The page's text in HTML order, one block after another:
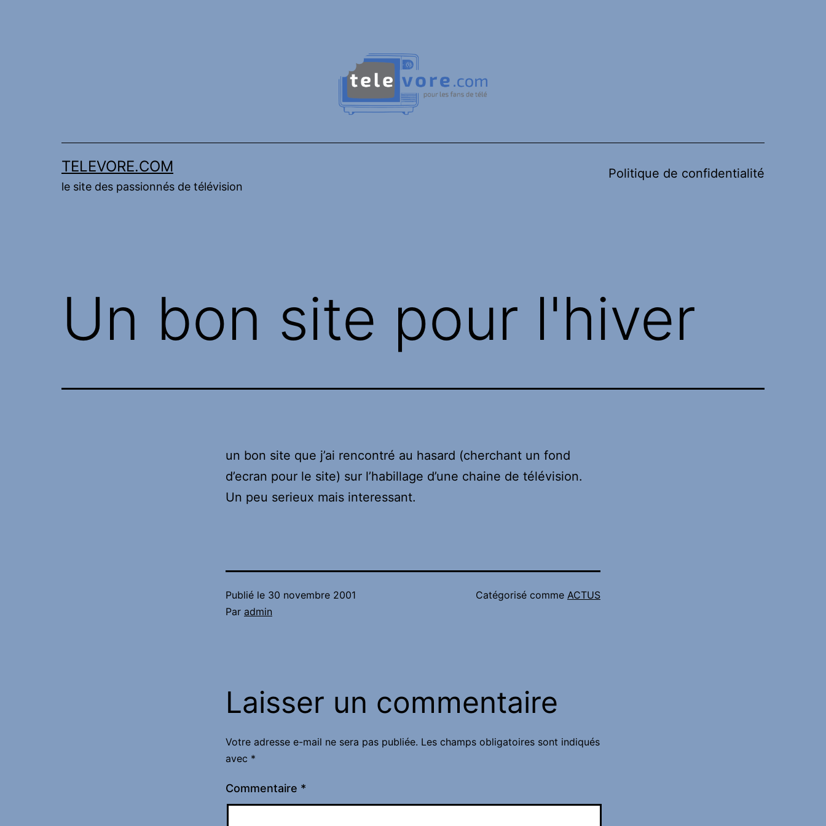
TELEVORE.COM
le site des passionnés de télévision
Politique de confidentialité
Un bon site pour l'hiver
un bon site que j’ai rencontré au hasard (cherchant un fond
d’ecran pour le site) sur l’habillage d’une chaine de télévision.
Un peu serieux mais interessant.
Publié le 30 novembre 2001
Par admin
Catégorisé comme ACTUS
Laisser un commentaire
Votre adresse e-mail ne sera pas publiée. Les champs obligatoires sont indiqués
avec *
Commentaire *